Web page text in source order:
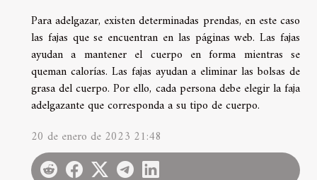
Para adelgazar, existen determinadas prendas, en este caso
las fajas que se encuentran en las páginas web. Las fajas
ayudan a mantener el cuerpo en forma mientras se
queman calorías. Las fajas ayudan a eliminar las bolsas de
grasa del cuerpo. Por ello, cada persona debe elegir la faja
adelgazante que corresponda a su tipo de cuerpo.
20 de enero de 2023 21:48